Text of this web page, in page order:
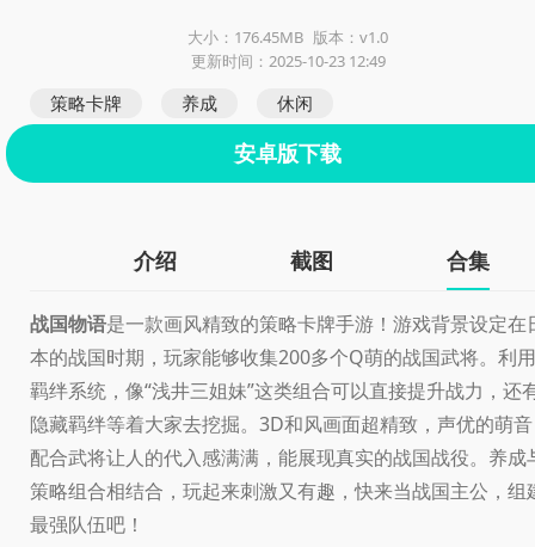
大小：176.45MB 版本：v1.0
更新时间：2025-10-23 12:49
策略卡牌 养成 休闲
安卓版下载
介绍 截图 合集
战国物语是一款画风精致的策略卡牌手游！游戏背景设定在
本的战国时期，玩家能够收集200多个Q萌的战国武将。利用
羁绊系统，像“浅井三姐妹”这类组合可以直接提升战力，还
隐藏羁绊等着大家去挖掘。3D和风画面超精致，声优的萌音
配合武将让人的代入感满满，能展现真实的战国战役。养成
策略组合相结合，玩起来刺激又有趣，快来当战国主公，组
最强队伍吧！